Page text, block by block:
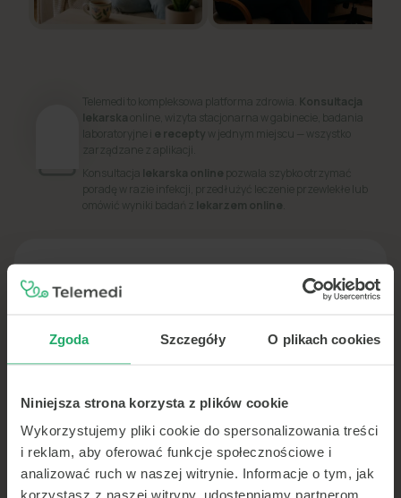
Zgoda Szczegóły O plikach cookies
Niniejsza strona korzysta z plików cookie
Wykorzystujemy pliki cookie do spersonalizowania treści
i reklam, aby oferować funkcje społecznościowe i
analizować ruch w naszej witrynie. Informacje o tym, jak
korzystasz z naszej witryny, udostępniamy partnerom
Telemedi to kompleksowa platforma zdrowia. Konsultacja
lekarskaonline, wizyta stacjonarna w gabinecie, badania
laboratoryjne i e recepty w jednym miejscu — wszystko
zarządzane z aplikacji.
Konsultacja lekarska online pozwala szybko otrzymać
poradę w razie infekcji, przedłużyć leczenie przewlekłe lub
omówić wyniki badań z lekarzem online